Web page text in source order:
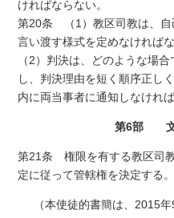
ければならない。
第20条 （1）教区司教は、自
言い渡す様式を定めなければな
（2）判決は、どのような場
し、判決理由を短く順序正し
内に両当事者に通知しなければ
第6部 文
第21条 権限を有する教区司
定に従って管轄権を決定する。
（本使徒的書簡は、2015